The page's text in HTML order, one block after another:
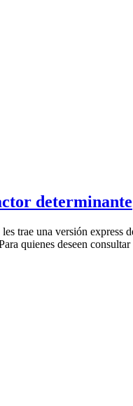
determinante
trae una versión
quienes deseen